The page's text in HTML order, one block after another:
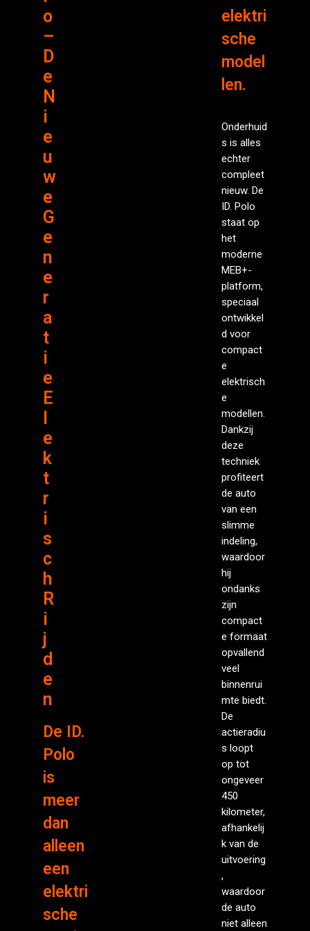
o
–
D
e
N
i
e
u
w
e
G
e
n
e
r
a
t
i
e
E
l
e
k
t
r
i
s
c
h
R
i
j
d
e
n
De ID.
Polo
is
meer
dan
alleen
een
elektri
sche
elektri
sche
model
len.
Onderhuid
s is alles
echter
compleet
nieuw. De
ID. Polo
staat op
het
moderne
MEB+-
platform,
speciaal
ontwikkel
d voor
compact
e
elektrisch
e
modellen.
Dankzij
deze
techniek
profiteert
de auto
van een
slimme
indeling,
waardoor
hij
ondanks
zijn
compact
e formaat
opvallend
veel
binnenrui
mte biedt.
De
actieradiu
s loopt
op tot
ongeveer
450
kilometer,
afhankelij
k van de
uitvoering
,
waardoor
de auto
niet alleen